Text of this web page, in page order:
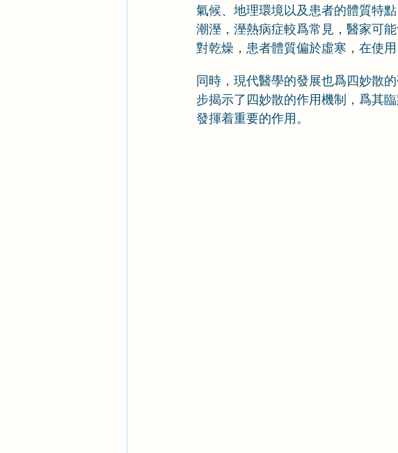
氣候、地理環境以及患者的體質特
潮溼，溼熱病症較爲常見，醫家可
對乾燥，患者體質偏於虛寒，在使
同時，現代醫學的發展也爲四妙散
步揭示了四妙散的作用機制，爲其
發揮着重要的作用。